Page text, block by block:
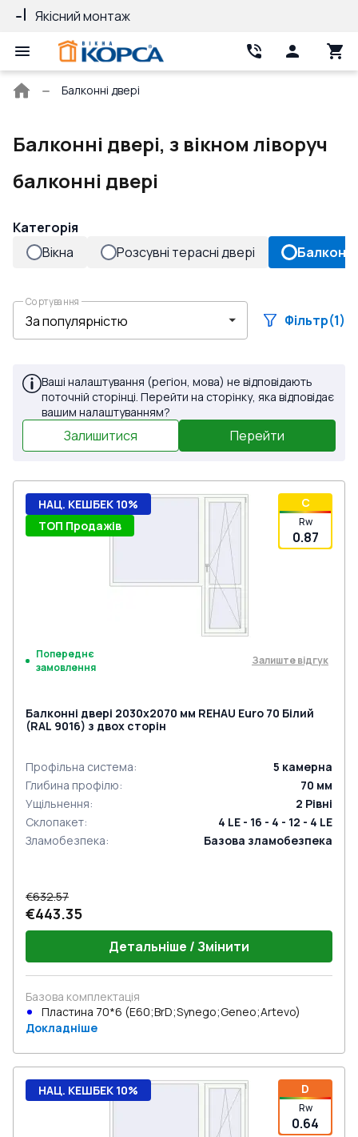
Якісний монтаж
Головна
Балконні двері
Балконні двері, з вікном ліворуч
балконні двері
Категорія
Вікна
Розсувні терасні двері
Сортування
Фільтр(1)
Ваші налаштування (регіон, мова) не відповідають
поточній сторінці. Перейти на сторінку, яка відповідає
вашим налаштуванням?
Залишитися Перейти
C
Rw
0.87
НАЦ. КЕШБЕК 10%
ТОП Продажів
Попереднє
замовлення
Залиште відгук
Балконні двері 2030x2070 мм REHAU Euro 70 Білий
(RAL 9016) з двох сторін
Профільна система: 5 камерна
Глибина профілю: 70 мм
Ущільнення: 2 Рівні
Склопакет:
4 LE - 16 - 4 - 12 - 4 LE
Зламобезпека: Базова зламобезпека
€632.57
€443.35
Детальніше / Змінити
Базова комплектація
Пластина 70*6 (E60;BrD;Synego;Geneo;Artevo)
Докладніше
D
Rw
0.64
НАЦ. КЕШБЕК 10%